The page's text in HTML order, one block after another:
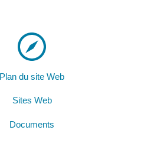
Plan du site Web
Sites Web
Documents